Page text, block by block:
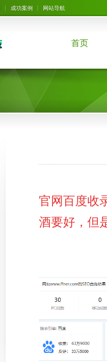
成功案例 网站导航
首页
官网百度收
酒要好，但